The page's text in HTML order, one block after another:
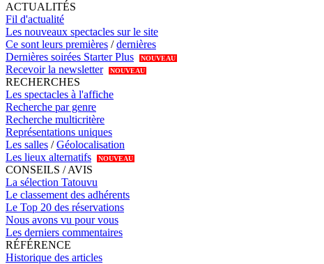
ACTUALITÉS
Fil d'actualité
Les nouveaux spectacles sur le site
Ce sont leurs premières /dernières
Dernières soirées Starter Plus
NOUVEAU
Recevoir la newsletter NOUVEAU
RECHERCHES
Les spectacles à l'affiche
Recherche par genre
Recherche multicritère
Représentations uniques
Les salles /Géolocalisation
Les lieux alternatifs
NOUVEAU
CONSEILS / AVIS
La sélection Tatouvu
Le classement des adhérents
Le Top 20 des réservations
Nous avons vu pour vous
Les derniers commentaires
RÉFÉRENCE
Historique des articles